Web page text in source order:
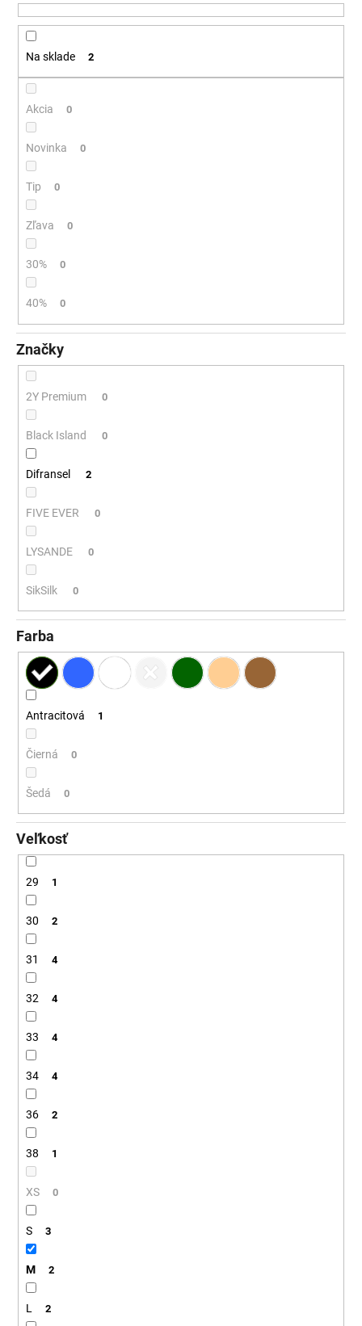
u
k
Na sklade 2
Akcia 0
Novinka 0
Tip 0
Zľava 0
30% 0
40% 0
Značky
2Y Premium 0
Black Island 0
Difransel 2
FIVE EVER 0
LYSANDE 0
SikSilk 0
Farba
Antracitová 1
Čierná 0
Šedá 0
Veľkosť
29 1
30 2
31 4
32 4
33 4
34 4
36 2
38 1
XS 0
S 3
M 2
L 2
á
ť
O
r
ú
č
m